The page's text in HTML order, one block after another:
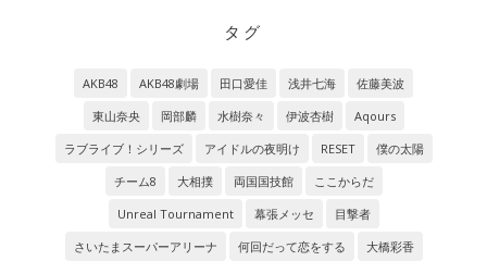
タグ
AKB48 AKB48劇場 田口愛佳 浅井七海
佐藤美波
東山奈央
岡部麟 水樹奈々 伊波杏樹
Aqours
ラブライブ！シリーズ
アイドルの夜明け RESET
僕の太陽
チーム8
大相撲 両国国技館
ここからだ
Unreal Tournament
幕張メッセ
目撃者
さいたまスーパーアリーナ
何回だって恋をする
大橋彩香